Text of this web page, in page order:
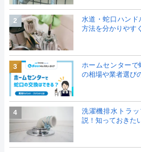
2
水道・蛇口ハンド
方法を分かりやす
3
ホームセンター
の相場や業者選び
4
洗濯機排水トラ
説！知っておきた